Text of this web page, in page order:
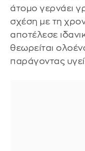
άτομο γερνάει
σχέση με τη
αποτέλεσε
θεωρείται
παράγοντας